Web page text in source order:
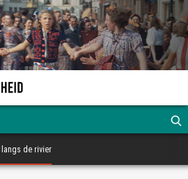
langs de rivier